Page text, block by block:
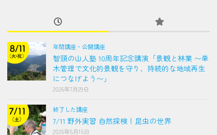
年間講座・公開講座
智頭の山人塾 10周年記念講演「景観と林業 〜単
木管理で文化的景観を守り、持続的な地域再生
につなげよう〜」
2026年7月29日
終了した講座
7/11 野外実習 自然探検！昆虫の世界
2026年5月15日